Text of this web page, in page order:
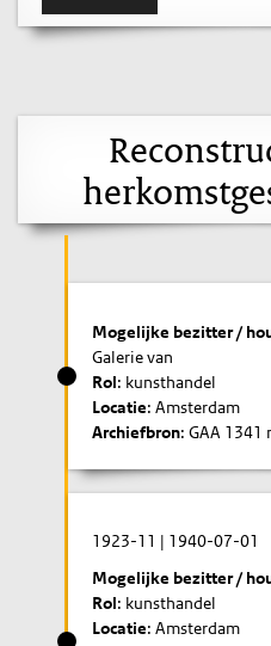
Mogelijke bezitter /
Galerie van
Rol: kunsthandel
Locatie: Amsterdam
Archiefbron: GAA 1341
1923-11 | 1940-07-01
Mogelijke bezitter /
Rol: kunsthandel
Locatie: Amsterdam